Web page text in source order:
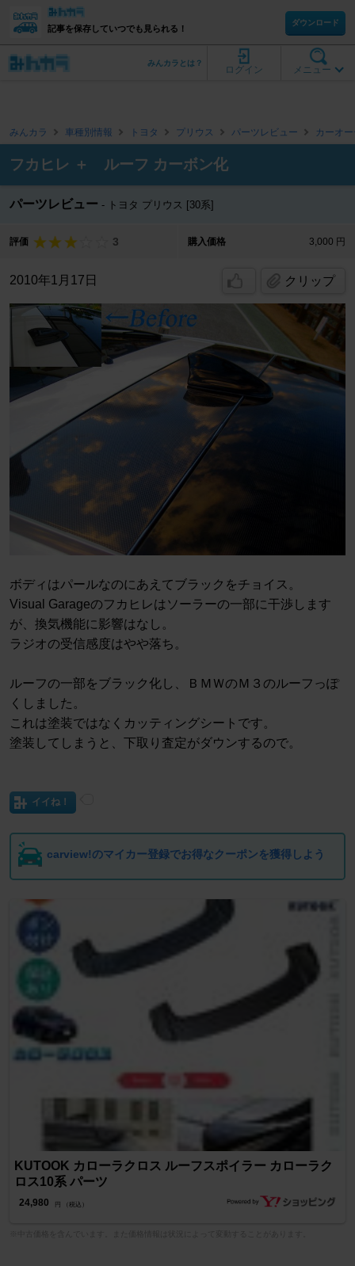
記事を保存していつでも見られる！
ダウンロード
メニュー
ログイン
みんカラとは？
みんカラ 車種別情報 トヨタ プリウス パーツレビュー カーオ
フカヒレ ＋ ルーフ カーボン化
パーツレビュー トヨタ プリウス [30系]
評価 3 購入価格 3,000 円
2010年1月17日 クリップ
ボディはパールなのにあえてブラックをチョイス。
Visual Garageのフカヒレはソーラーの一部に干渉します
が、換気機能に影響はなし。
ラジオの受信感度はやや落ち。
ルーフの一部をブラック化し、ＢＭＷのＭ３のルーフっぽ
くしました。
これは塗装ではなくカッティングシートです。
塗装してしまうと、下取り査定がダウンするので。
イイね！
carview!のマイカー登録でお得なクーポンを獲得しよう
KUTOOK カローラクロス ルーフスポイラー カローラク
ロス10系 パーツ
24,980 円 （税込）